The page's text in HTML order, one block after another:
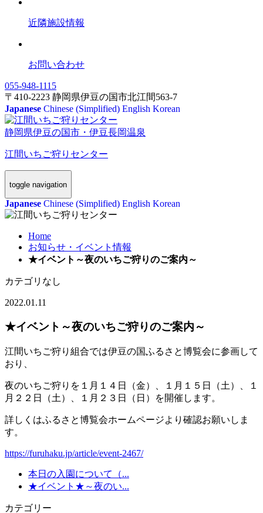
近隣施設情報
お問い合わせ
055-948-1115
〒410-2223 静岡県伊豆の国市北江間563-7
Japanese Chinese (Simplified) English Korean
静岡県伊豆の国市・伊豆長岡温泉
江間いちご狩りセンター
toggle navigation
Japanese Chinese (Simplified) English Korean
Home
お知らせ・イベント情報
★イベント～夜のいちご狩りのご案内～
カテゴリなし
2022.01.11
★イベント～夜のいちご狩りのご案内～
江間いちご狩り組合では伊豆の国ふるさと博覧会に参画して
おり、
夜のいちご狩りを１月１４日（金）、１月１５日（土）、１
月２２日（土）、１月２３日（日）を開催します。
詳しくはふるさと博覧会ホームページより確認お願いしま
す。
https://furuhaku.jp/article/event-2467/
本日の入園について（...
★イベント★～夜のい...
カテゴリー